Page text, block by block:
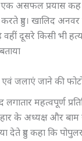
एक असफल प्रयास
हुए। खालिद
दूसरे किसी भी
जलाएं जाने की
महत्वपूर्ण
के अध्यक्ष और
देते हुए कहा कि